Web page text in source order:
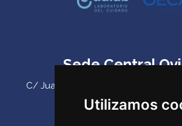
Utilizamos
Sede Central
C/ Juan Antonio Álvarez Rabanal 7,